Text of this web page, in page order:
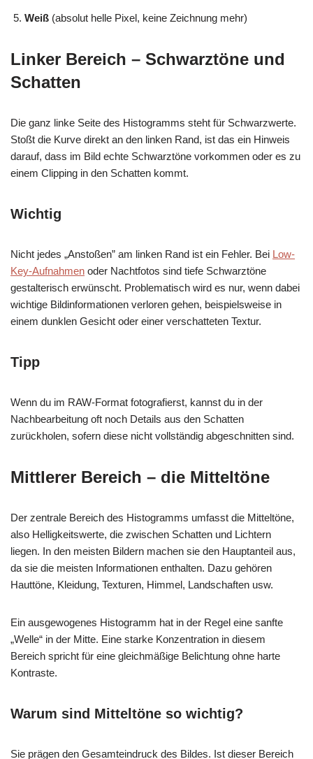
Weiß (absolut helle Pixel, keine Zeichnung mehr)
Linker Bereich – Schwarztöne und
Schatten
Die ganz linke Seite des Histogramms steht für Schwarzwerte.
Stoßt die Kurve direkt an den linken Rand, ist das ein Hinweis
darauf, dass im Bild echte Schwarztöne vorkommen oder es zu
einem Clipping in den Schatten kommt.
Wichtig
Nicht jedes „Anstoßen” am linken Rand ist ein Fehler. Bei Low-
Key-Aufnahmen oder Nachtfotos sind tiefe Schwarztöne
gestalterisch erwünscht. Problematisch wird es nur, wenn dabei
wichtige Bildinformationen verloren gehen, beispielsweise in
einem dunklen Gesicht oder einer verschatteten Textur.
Tipp
Wenn du im RAW-Format fotografierst, kannst du in der
Nachbearbeitung oft noch Details aus den Schatten
zurückholen, sofern diese nicht vollständig abgeschnitten sind.
Mittlerer Bereich – die Mitteltöne
Der zentrale Bereich des Histogramms umfasst die Mitteltöne,
also Helligkeitswerte, die zwischen Schatten und Lichtern
liegen. In den meisten Bildern machen sie den Hauptanteil aus,
da sie die meisten Informationen enthalten. Dazu gehören
Hauttöne, Kleidung, Texturen, Himmel, Landschaften usw.
Ein ausgewogenes Histogramm hat in der Regel eine sanfte
„Welle“ in der Mitte. Eine starke Konzentration in diesem
Bereich spricht für eine gleichmäßige Belichtung ohne harte
Kontraste.
Warum sind Mitteltöne so wichtig?
Sie prägen den Gesamteindruck des Bildes. Ist dieser Bereich